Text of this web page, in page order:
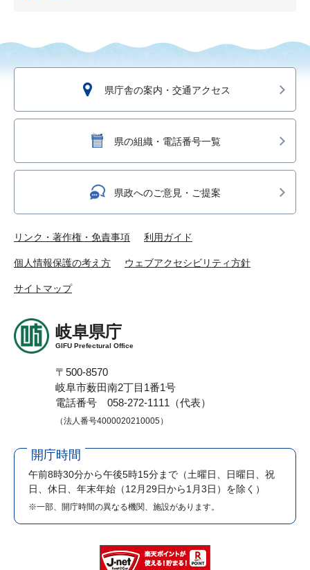
県庁舎の案内・交通アクセス
県の組織・電話番号一覧
県政へのご意見・ご提案
リンク・著作権・免責事項 利用ガイド
個人情報保護の考え方 ウェブアクセシビリティ方針
サイトマップ
岐阜県庁
GIFU Prefectural Office
〒500-8570
岐阜市薮田南2丁目1番1号
電話番号 058-272-1111（代表）
（法人番号4000020210005）
開庁時間
午前8時30分から午後5時15分まで （土曜日、日曜日、祝
日、休日、年末年始（12月29日から1月3日）を除く）
※一部、開庁時間の異なる機関、施設があります。